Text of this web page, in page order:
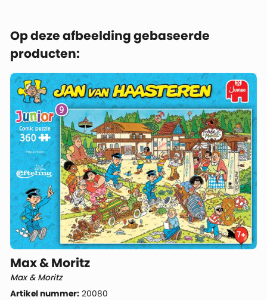
Op deze afbeelding gebaseerde
producten:
Max & Moritz
Max & Moritz
Artikel nummer: 20080